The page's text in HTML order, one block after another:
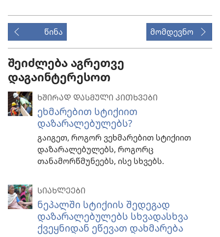
წინა მომდევნო
შეიძლება აგრეთვე
დაგაინტერესოთ
ᲮᲨᲘᲠᲐᲓ ᲓᲐᲡᲛᲣᲚᲘ ᲙᲘᲗᲮᲕᲔᲑᲘ
ეხმარებით სტიქიით
დაზარალებულებს?
გაიგეთ, როგორ ვეხმარებით სტიქიით
დაზარალებულებს, როგორც
თანამორწმუნეებს, ისე სხვებს.
ᲡᲘᲐᲮᲚᲔᲔᲑᲘ
ნეპალში სტიქიის შედეგად
დაზარალებულებს სხვადასხვა
ქვეყნიდან ეწევათ დახმარება